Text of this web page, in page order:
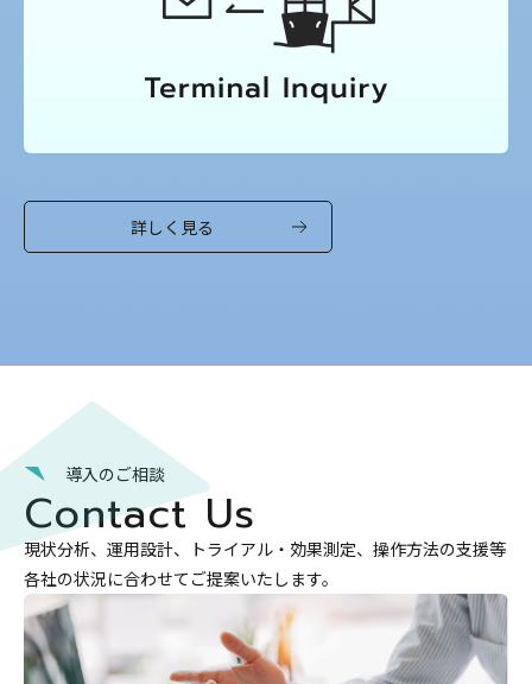
詳しく見る
導入のご相談
Contact Us
現状分析、運用設計、トライアル・効果測定、操作方法の支援等
各社の状況に合わせてご提案いたします。